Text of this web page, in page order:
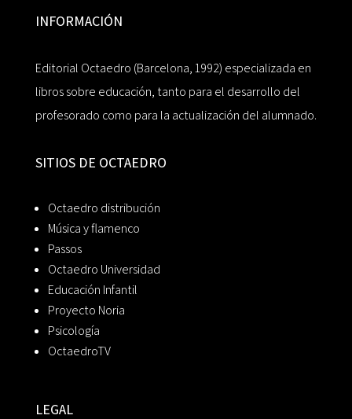
INFORMACIÓN
Editorial Octaedro (Barcelona, 1992) especializada en
libros sobre educación, tanto para el desarrollo del
profesorado como para la actualización del alumnado.
SITIOS DE OCTAEDRO
Octaedro distribución
Música y flamenco
Passos
Octaedro Universidad
Educación Infantil
Proyecto Noria
Psicología
OctaedroTV
LEGAL